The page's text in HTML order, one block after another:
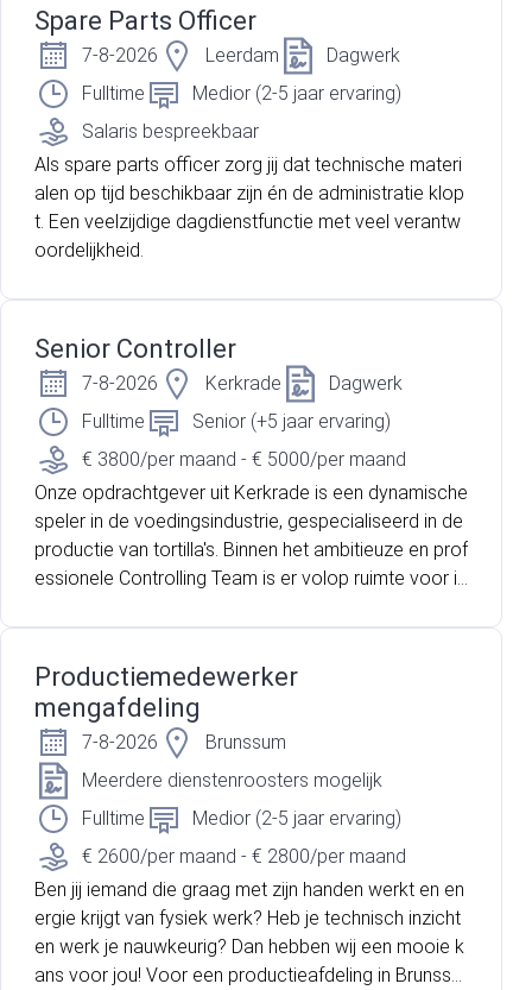
en de productielocatie in Hoensbroek wordt gewerk
t met geavanceerde productielijnen waar veiligheid,
kwaliteit en continuïteit centraal staan. Ben jij technis
ch sterk, los je storingen snel en vakkundig op en vo
el jij je thuis in een dynamische productieomgeving?
Dan is deze functie iets voor jou.
Spare Parts Officer
7-8-2026 Leerdam
Dagwerk
Fulltime
Medior (2-5 jaar ervaring)
Salaris bespreekbaar
Als spare parts officer zorg jij dat technische materi
alen op tijd beschikbaar zijn én de administratie klop
t. Een veelzijdige dagdienstfunctie met veel verantw
oordelijkheid.
Senior Controller
7-8-2026 Kerkrade
Dagwerk
Fulltime
Senior (+5 jaar ervaring)
€ 3800/per maand - € 5000/per maand
Onze opdrachtgever uit Kerkrade is een dynamische
speler in de voedingsindustrie, gespecialiseerd in de
productie van tortilla's. Binnen het ambitieuze en prof
essionele Controlling Team is er volop ruimte voor in
rking van dit team zijn ze op zoek naar een gedreve
n Senior Controller die impact wil maken op de busin
ess.
Productiemedewerker
mengafdeling
7-8-2026
Brunssum
Meerdere dienstenroosters mogelijk
Fulltime
Medior (2-5 jaar ervaring)
€ 2600/per maand - € 2800/per maand
Ben jij iemand die graag met zijn handen werkt en en
ergie krijgt van fysiek werk? Heb je technisch inzicht
en werk je nauwkeurig? Dan hebben wij een mooie k
ans voor jou! Voor een productieafdeling in Brunssu